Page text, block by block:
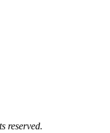
reserved.